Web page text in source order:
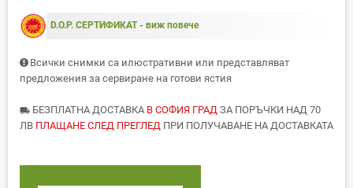
D.O.P. СЕРТИФИКАТ - виж повече
Всички снимки са илюстративни или представляват
предложения за сервиране на готови ястия
local_shipping БЕЗПЛАТНА ДОСТАВКА В СОФИЯ ГРАД ЗА ПОРЪЧКИ НАД 70
ЛВ ПЛАЩАНЕ СЛЕД ПРЕГЛЕД ПРИ ПОЛУЧАВАНЕ НА ДОСТАВКАТА